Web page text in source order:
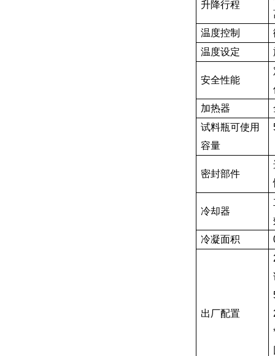
升降行程
温度控制
温度设定
安全性能
加热器
试料瓶可使用
容量
密封部件
冷却器
冷凝面积
出厂配置